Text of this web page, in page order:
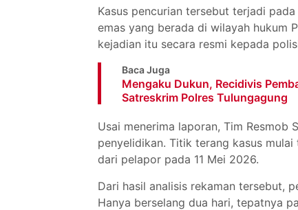
Kasus pencurian tersebut terjadi
emas yang berada di wilayah hukum
kejadian itu secara resmi kepada
Baca Juga
Mengaku Dukun, Recidivis
Satreskrim Polres Tulungagung
Usai menerima laporan, Tim Resmob
penyelidikan. Titik terang kasus
dari pelapor pada 11 Mei 2026.
Dari hasil analisis rekaman tersebut,
Hanya berselang dua hari, tepatnya